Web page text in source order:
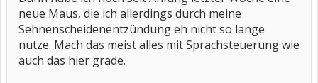
neue Maus, die ich allerdings durch meine
Sehnenscheidenentzündung eh nicht so lange
nutze. Mach das meist alles mit Sprachsteuerung wie
auch das hier grade.